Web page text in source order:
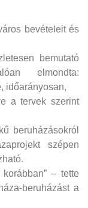
bevételeit és
bemutató
elmondta:
időarányosan,
a tervek szerint
beruházásokról
szépen
– tette
beruházást a